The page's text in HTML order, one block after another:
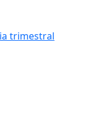
trimestral